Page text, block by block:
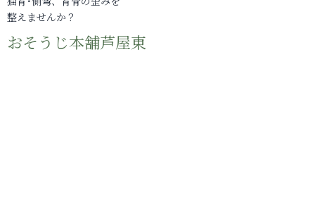
整えませんか？
おそうじ本舗芦屋東